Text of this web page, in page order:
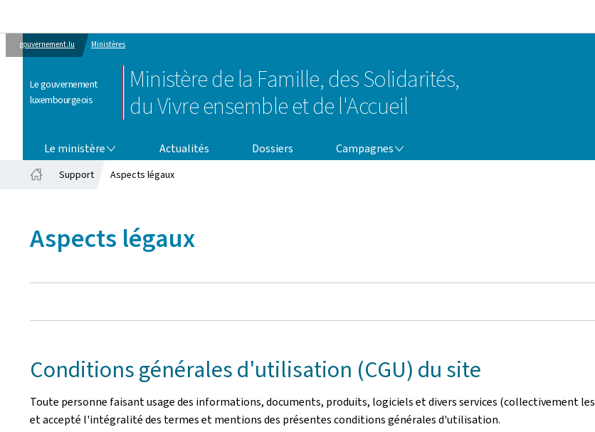
gouvernement.lu Ministères
Le gouvernement
luxembourgeois
Ministère de la Famille, des Solidarités,
du Vivre ensemble et de l'Accueil
Le ministère Actualités Dossiers Campagnes
Support Aspects légaux
Aspects légaux
Conditions générales d'utilisation (CGU) du site
Toute personne faisant usage des informations, documents, produits, logiciels et divers services (collectivement les
et accepté l'intégralité des termes et mentions des présentes conditions générales d'utilisation.